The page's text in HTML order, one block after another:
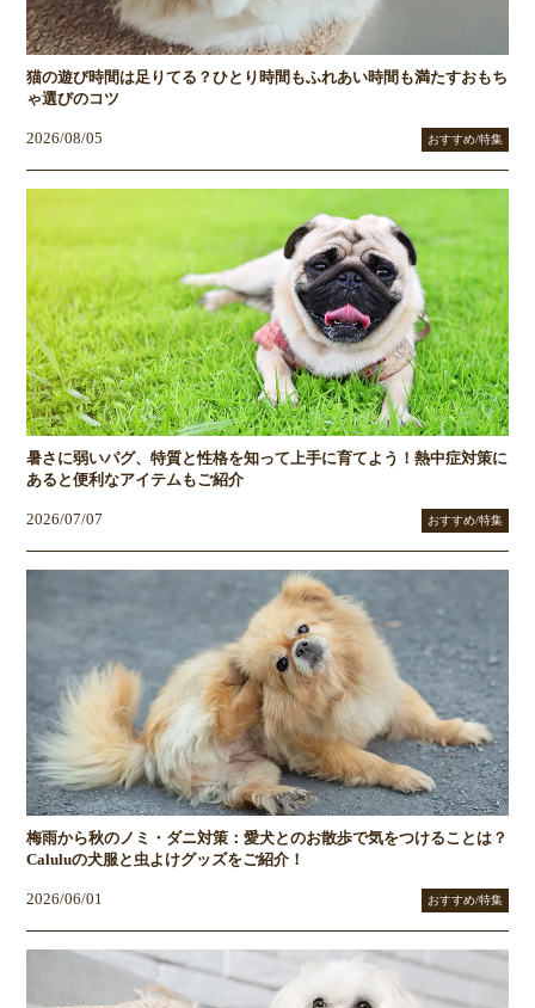
猫の遊び時間は足りてる？ひとり時間もふれあい時間も満たすおもち
ゃ選びのコツ
2026/08/05 おすすめ/特集
暑さに弱いパグ、特質と性格を知って上手に育てよう！熱中症対策に
あると便利なアイテムもご紹介
2026/07/07 おすすめ/特集
梅雨から秋のノミ・ダニ対策：愛犬とのお散歩で気をつけることは？
Caluluの犬服と虫よけグッズをご紹介！
2026/06/01 おすすめ/特集